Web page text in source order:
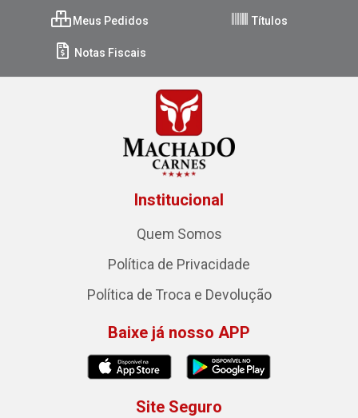
Meus Pedidos Títulos
Notas Fiscais
Institucional
Quem Somos
Política de Privacidade
Política de Troca e Devolução
Baixe já nosso APP
Site Seguro